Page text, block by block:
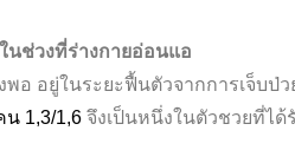
ช่วงที่ร่างกายอ่อนแอ
พอ อยู่ในระยะฟื้นตัวจากการเจ็บ
น 1,3/1,6 จึงเป็นหนึ่งในตัวชวยที่ไ